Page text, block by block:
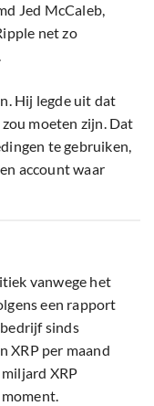
Jed McCaleb,
net zo
Hij legde uit dat
moeten zijn. Dat
te gebruiken,
account waar
vanwege het
een rapport
sinds
XRP per maand
XRP